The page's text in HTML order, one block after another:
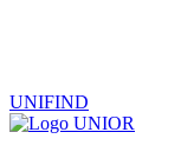
UNIFIND